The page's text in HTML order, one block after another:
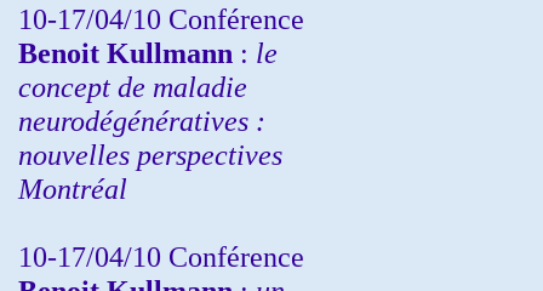
10-17/04/10 Conférence
Benoit Kullmann : le
concept de maladie
neurodégénératives :
nouvelles perspectives
Montréal
10-17/04/10 Conférence